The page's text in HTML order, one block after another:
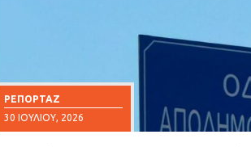
ΡΕΠΟΡΤΆΖ
30 ΙΟΥΛΊΟΥ, 2026